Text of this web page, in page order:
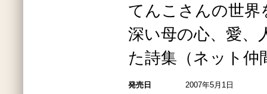
てんこさんの世界
深い母の心、愛、
た詩集（ネット仲
発売日 2007年5月1日